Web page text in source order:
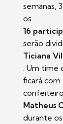
semanas,
os
16
serão
Ticiana
. Um
ficará com
Matheus
durante